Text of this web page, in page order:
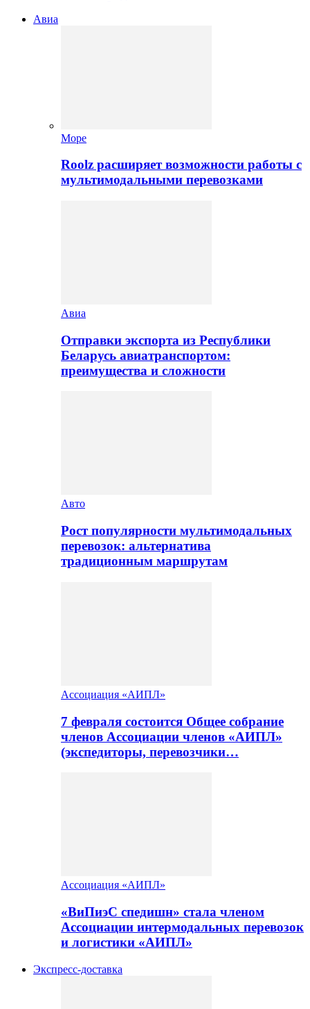
Авиа
Море
Roolz расширяет возможности работы с
мультимодальными перевозками
Авиа
Отправки экспорта из Республики
Беларусь авиатранспортом:
преимущества и сложности
Авто
Рост популярности мультимодальных
перевозок: альтернатива
традиционным маршрутам
Ассоциация «АИПЛ»
7 февраля состоится Общее собрание
членов Ассоциации членов «АИПЛ»
(экспедиторы, перевозчики…
Ассоциация «АИПЛ»
«ВиПиэС спедишн» стала членом
Ассоциации интермодальных перевозок
и логистики «АИПЛ»
Экспресс-доставка